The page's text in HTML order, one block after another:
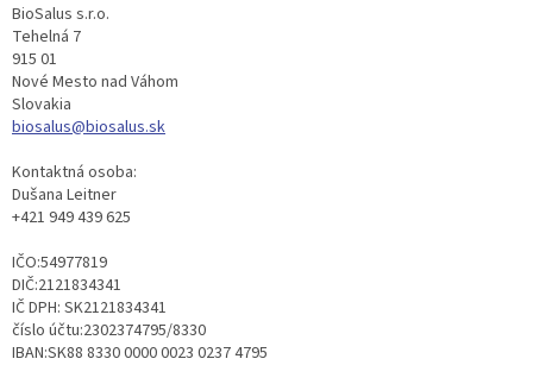
BioSalus s.r.o.
Tehelná 7
915 01
Nové Mesto nad Váhom
Slovakia
biosalus@biosalus.sk
Kontaktná osoba:
Dušana Leitner
+421 949 439 625
IČO:54977819
DIČ:2121834341
IČ DPH: SK2121834341
číslo účtu:2302374795/8330
IBAN:SK88 8330 0000 0023 0237 4795